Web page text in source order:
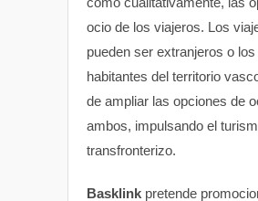
ocio de los viajeros. Los
pueden ser extranjeros o
habitantes del territorio
de ampliar las opciones de
ambos, impulsando el
transfronterizo.
Basklink pretende